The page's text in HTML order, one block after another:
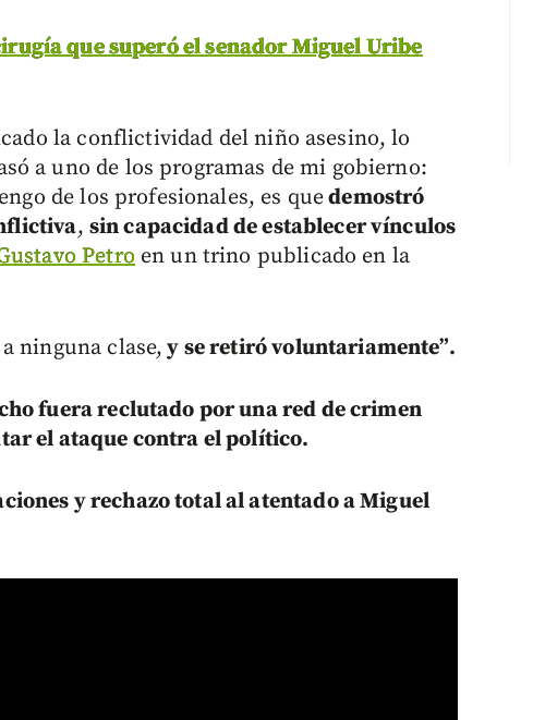
que superó el senador Miguel Uribe
la conflictividad del niño asesino, lo
a uno de los programas de mi gobierno:
de los profesionales, es quedemostró
, sin capacidad de establecer vínculos
Petroen un trino publicado en la
ninguna clase, y se retiró voluntariamente”.
fuera reclutado por una red de crimen
el ataque contra el político.
y rechazo total al atentado a Miguel